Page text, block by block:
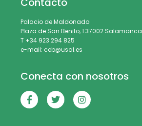
Palacio de Maldonado
Plaza de San Benito, 1 37002 Salamanca
T +34 923 294 825
e-mail: ceb@usal.es
Conecta con nosotros